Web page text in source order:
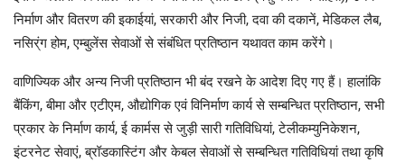
निर्माण और वितरण की इकाईयां, सरकारी और निजी, दवा की दकानें, मेडिकल लैब,
नसिर्ंग होम, एम्बुलेंस सेवाओं से संबंधित प्रतिष्ठान यथावत काम करेंगे।
वाणिज्यिक और अन्य निजी प्रतिष्ठान भी बंद रखने के आदेश दिए गए हैं। हालांकि
बैंकिंग, बीमा और एटीएम, औद्योगिक एवं विनिर्माण कार्य से सम्बन्धित प्रतिष्ठान, सभी
प्रकार के निर्माण कार्य, ई कार्मस से जुड़ी सारी गतिविधियां, टेलीकम्युनिकेशन,
इंटरनेट सेवाएं, ब्रॉडकास्टिंग और केबल सेवाओं से सम्बन्धित गतिविधियां तथा कृषि